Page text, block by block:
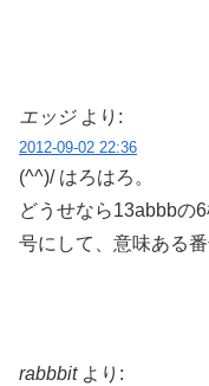
エッジ より:
2012-09-02 22:36
(^^)/ はろはろ。
どうせなら13abbbの
号にして、意味ある
rabbbit より: